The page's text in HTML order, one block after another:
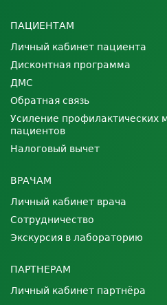
ПАЦИЕНТАМ
Личный кабинет пациента
Дисконтная программа
ДМС
Обратная связь
Усиление профилактических
пациентов
Налоговый вычет
ВРАЧАМ
Личный кабинет врача
Сотрудничество
Экскурсия в лабораторию
ПАРТНЕРАМ
Личный кабинет партнёра